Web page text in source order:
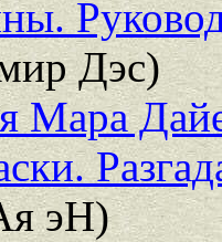
Дэс)
Мара
эН)